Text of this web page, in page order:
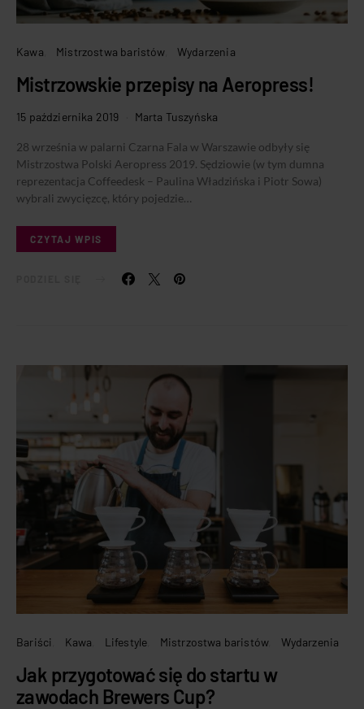
Kawa Mistrzostwa baristów Wydarzenia
Mistrzowskie przepisy na Aeropress!
15 października 2019 Marta Tuszyńska
28 września w palarni Czarna Fala w Warszawie odbyły się
Mistrzostwa Polski Aeropress 2019. Sędziowie (w tym dumna
reprezentacja Coffeedesk – Paulina Władzińska i Piotr Sowa)
wybrali zwycięzcę, który pojedzie…
CZYTAJ WPIS
Bariści Kawa Lifestyle Mistrzostwa baristów Wydarzenia
Jak przygotować się do startu w
zawodach Brewers Cup?